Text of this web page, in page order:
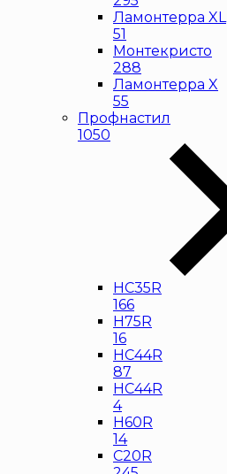
Ламонтерра XL
51
Монтекристо
288
Ламонтерра X
55
Профнастил
1050
НС35R
166
Н75R
16
НС44R
87
HC44R
4
Н60R
14
С20R